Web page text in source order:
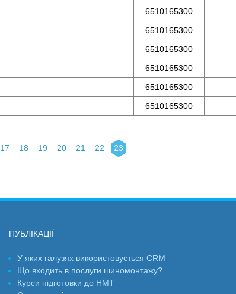
6510165300
6510165300
6510165300
6510165300
6510165300
6510165300
17 18 19 20 21 22 23
ПУБЛІКАЦІЇ
У яких галузях використовується CRM
Що входить в послуги шиномонтажу?
Курси підготовки до НМТ